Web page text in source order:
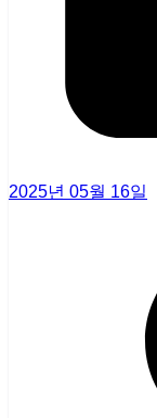
2025년 05월 16일